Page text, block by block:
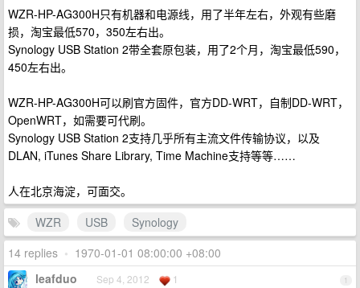
WZR-HP-AG300H只有机器和电源线，用了半年左右，外观有些磨
损，淘宝最低570，350左右出。
Synology USB Station 2带全套原包装，用了2个月，淘宝最低590，
450左右出。
WZR-HP-AG300H可以刷官方固件，官方DD-WRT，自制DD-WRT，
OpenWRT，如需要可代刷。
Synology USB Station 2支持几乎所有主流文件传输协议，以及
DLAN, iTunes Share Library, Time Machine支持等等……
人在北京海淀，可面交。
WZR
USB
Synology
14 replies • 1970-01-01 08:00:00 +08:00
1
leafduo Sep 4, 2012 1